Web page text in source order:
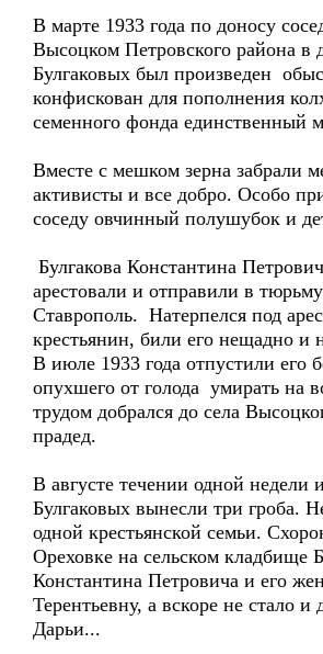
В марте 1933 года по доносу
Высоцком Петровского района в
Булгаковых был произведен
конфискован для пополнения
семенного фонда единственный
Вместе с мешком зерна забрали
активисты и все добро. Особо
соседу овчинный полушубок и
Булгакова Константина
арестовали и отправили в
Ставрополь. Натерпелся под
крестьянин, били его нещадно и
В июле 1933 года отпустили его
опухшего от голода умирать на
трудом добрался до села
прадед.
В августе течении одной недели
Булгаковых вынесли три гроба.
одной крестьянской семьи.
Ореховке на сельском кладбище
Константина Петровича и его
Терентьевну, а вскоре не стало и
Дарьи...